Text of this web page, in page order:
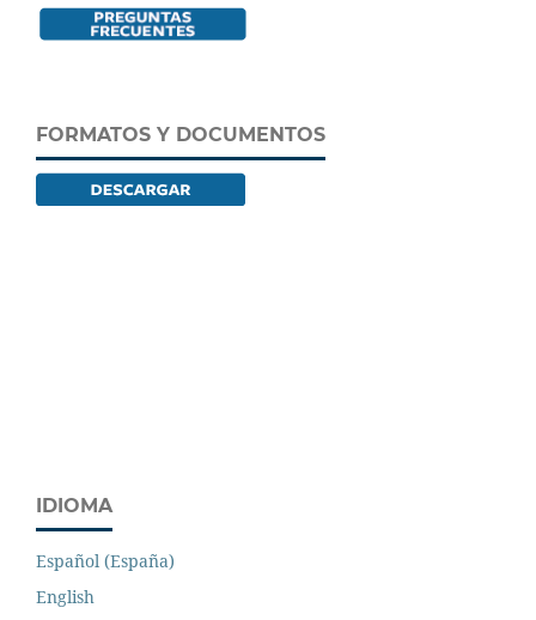
FORMATOS Y DOCUMENTOS
IDIOMA
Español (España)
English